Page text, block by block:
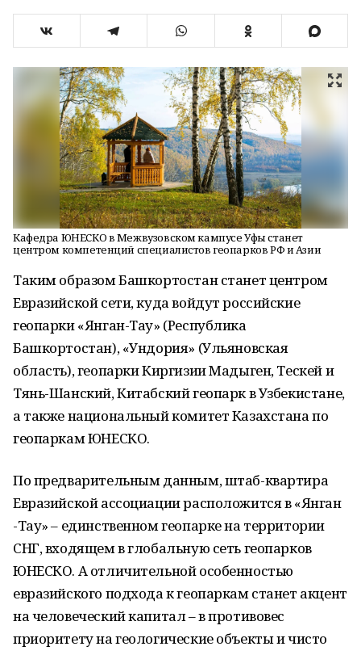
Кафедра ЮНЕСКО в Межвузовском кампусе Уфы станет
центром компетенций специалистов геопарков РФ и Азии
Таким образом Башкортостан станет центром
Евразийской сети, куда войдут российские
геопарки «Янган-Тау» (Республика
Башкортостан), «Ундория» (Ульяновская
область), геопарки Киргизии Мадыген, Тескей и
Тянь-Шанский, Китабский геопарк в Узбекистане,
а также национальный комитет Казахстана по
геопаркам ЮНЕСКО.
По предварительным данным, штаб-квартира
Евразийской ассоциации расположится в «Янган
-Тау» – единственном геопарке на территории
СНГ, входящем в глобальную сеть геопарков
ЮНЕСКО. А отличительной особенностью
евразийского подхода к геопаркам станет акцент
на человеческий капитал – в противовес
приоритету на геологические объекты и чисто